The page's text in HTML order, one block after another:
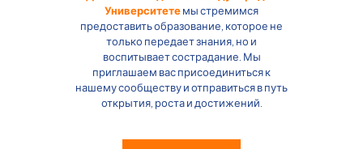
Университетемы стремимся
предоставить образование, которое не
только передает знания, но и
воспитывает сострадание. Мы
приглашаем вас присоединиться к
нашему сообществу и отправиться в путь
открытия, роста и достижений.